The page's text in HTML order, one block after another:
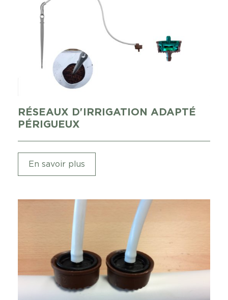
RÉSEAUX D'IRRIGATION ADAPTÉ
PÉRIGUEUX
En savoir plus